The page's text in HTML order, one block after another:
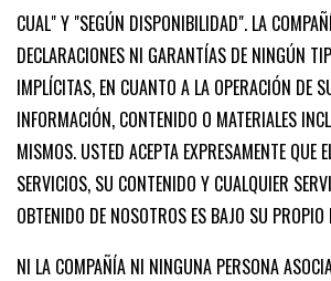
CUAL" Y "SEGÚN DISPONIBILIDAD". LA
DECLARACIONES NI GARANTÍAS DE NINGÚN
IMPLÍCITAS, EN CUANTO A LA OPERACIÓN DE
INFORMACIÓN, CONTENIDO O MATERIALES
MISMOS. USTED ACEPTA EXPRESAMENTE QUE
SERVICIOS, SU CONTENIDO Y CUALQUIER
OBTENIDO DE NOSOTROS ES BAJO SU PROPIO
NI LA COMPAÑÍA NI NINGUNA PERSONA